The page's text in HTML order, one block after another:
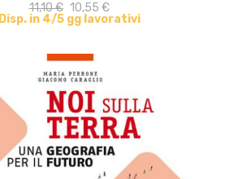
11,10 € 10,55 €
Disp. in 4/5 gg lavorativi